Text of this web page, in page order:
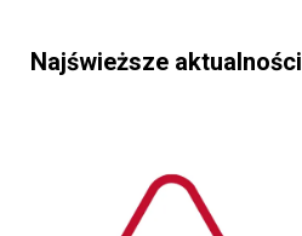
Najświeższe aktualności